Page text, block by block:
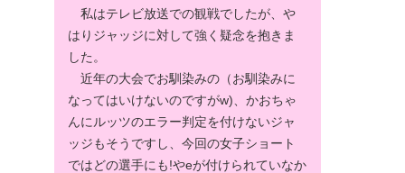
私はテレビ放送での観戦でしたが、や
はりジャッジに対して強く疑念を抱きま
した。
近年の大会でお馴染みの（お馴染みに
なってはいけないのですがw)、かおちゃ
んにルッツのエラー判定を付けないジャ
ッジもそうですし、今回の女子ショート
ではどの選手にも!やeが付けられていなか